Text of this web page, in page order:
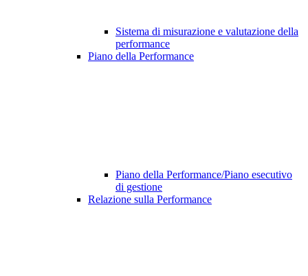
Sistema di misurazione e valutazione della
performance
Piano della Performance
Piano della Performance/Piano esecutivo
di gestione
Relazione sulla Performance